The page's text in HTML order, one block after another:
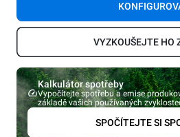
VYZKOUŠEJTE HO
Kalkulátor spotřeby
Vypočítejte spotřebu a emise
základě vašich používaných
SPOČÍTEJTE SI